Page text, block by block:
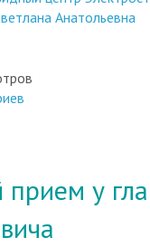
Анатольевна
у